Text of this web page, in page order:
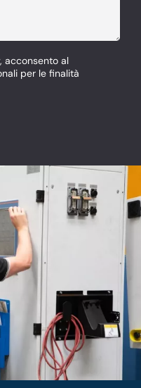
acconsento al
per le finalità